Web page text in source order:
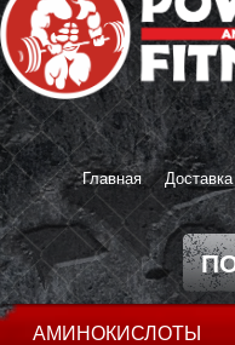
Главная
АМИНОКИСЛОТЫ